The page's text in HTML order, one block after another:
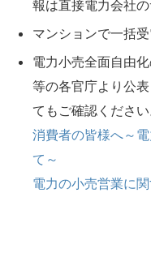
報は直接電力会社
マンションで一括
電力小売全面自由
等の各官庁より公
てもご確認ください
消費者の皆様へ～
て～
電力の小売営業に